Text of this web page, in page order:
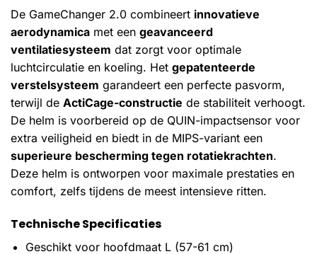
De GameChanger 2.0 combineert innovatieve
aerodynamica met een geavanceerd
ventilatiesysteem dat zorgt voor optimale
luchtcirculatie en koeling. Het gepatenteerde
verstelsysteem garandeert een perfecte pasvorm,
terwijl de ActiCage-constructie de stabiliteit verhoogt.
De helm is voorbereid op de QUIN-impactsensor voor
extra veiligheid en biedt in de MIPS-variant een
superieure bescherming tegen rotatiekrachten.
Deze helm is ontworpen voor maximale prestaties en
comfort, zelfs tijdens de meest intensieve ritten.
Technische Specificaties
Geschikt voor hoofdmaat L (57-61 cm)